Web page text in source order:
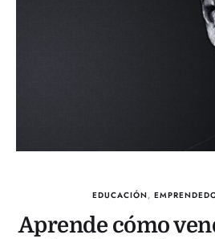
EDUCACIÓN,
Aprende cómo